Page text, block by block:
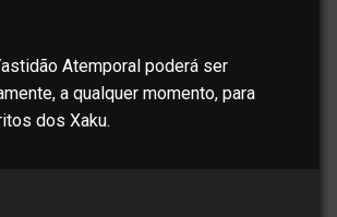
Atemporal poderá ser
a qualquer momento, para
dos Xaku.